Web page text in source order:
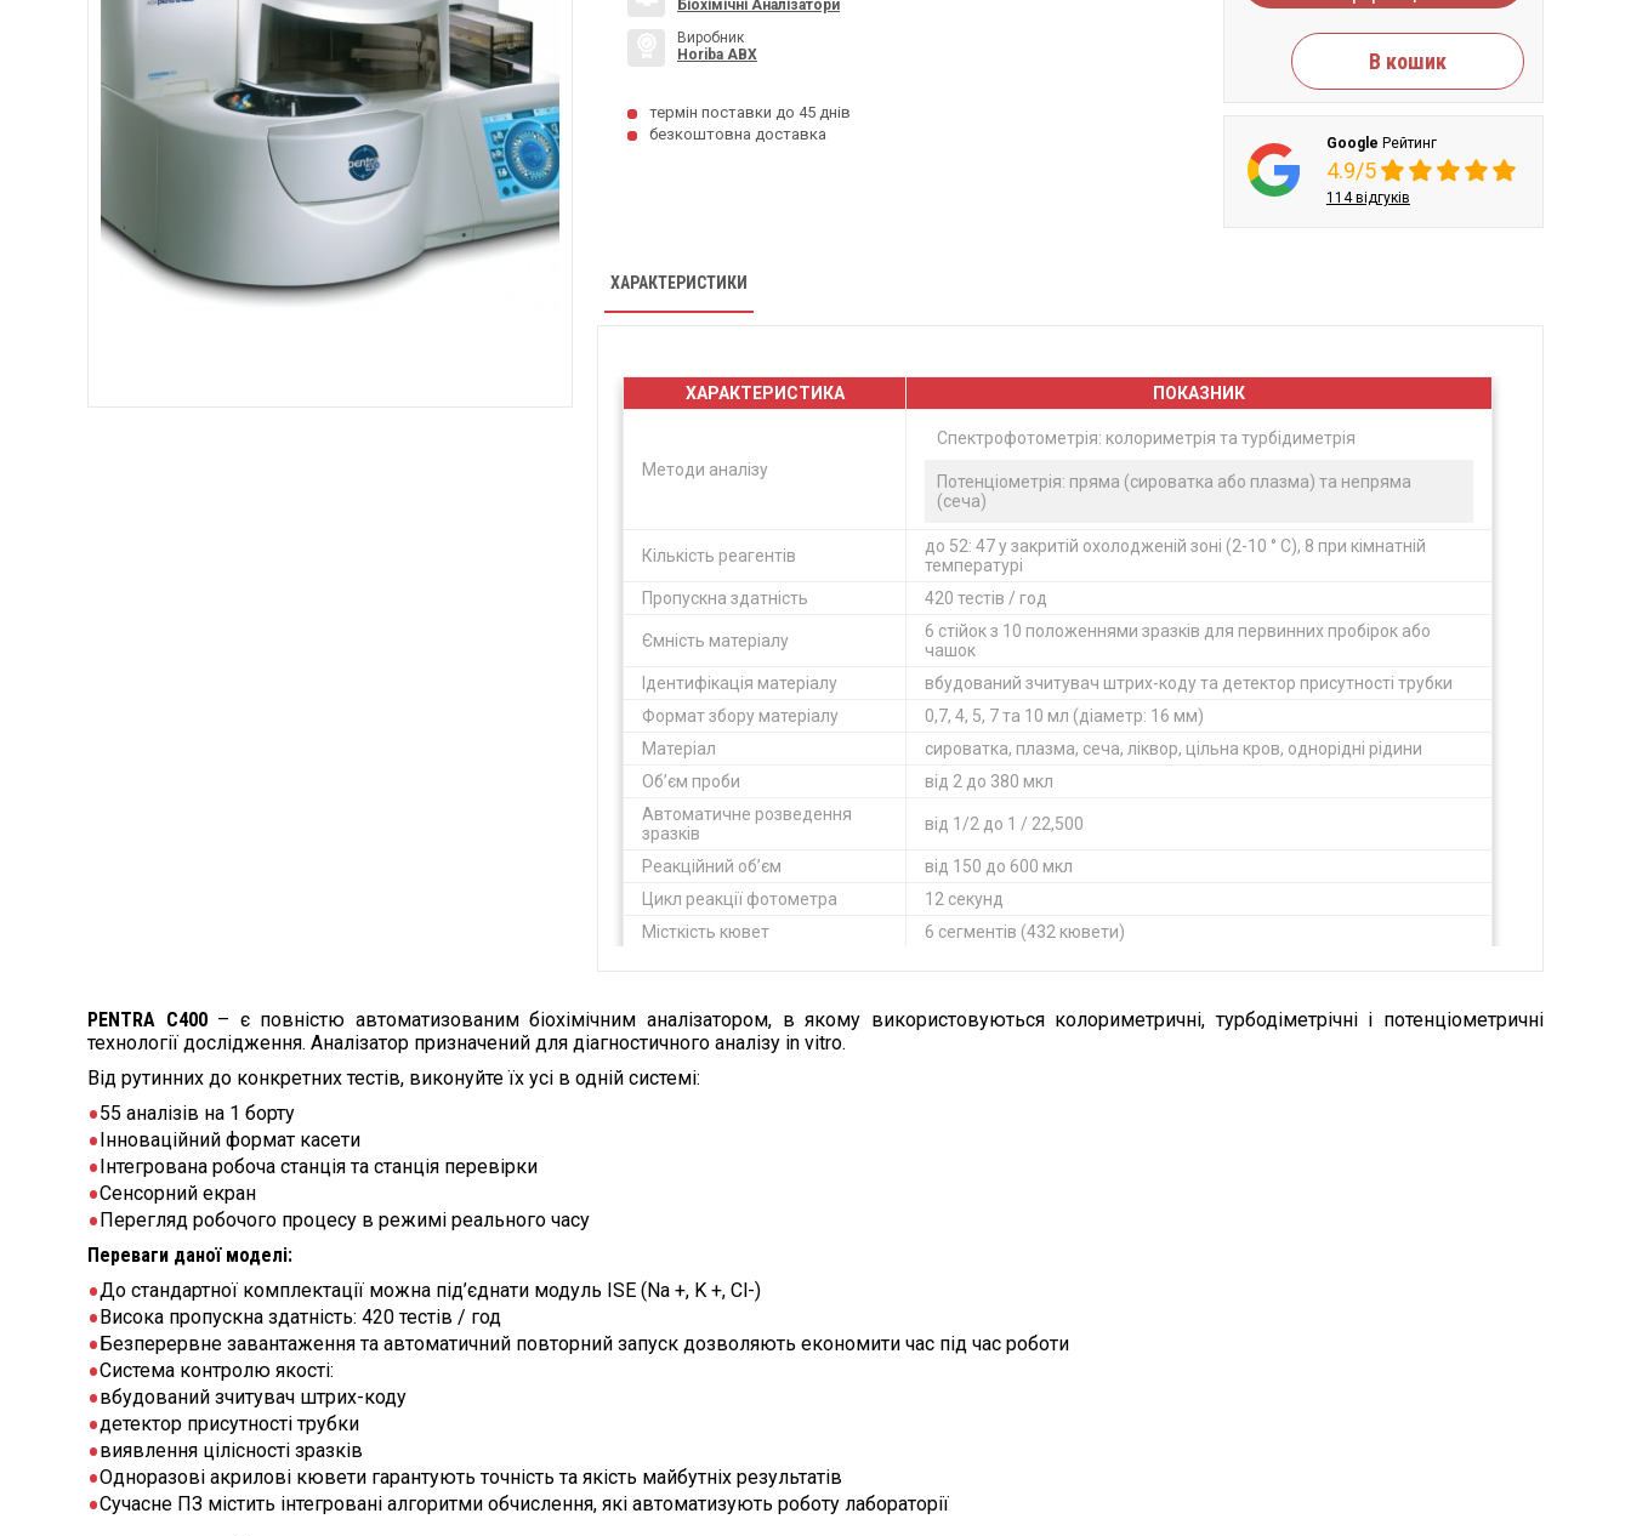
Біохімічні Аналізатори
Виробник
Horiba ABX
термін поставки до 45 днів
безкоштовна доставка
В кошик
Google Рейтинг
4.9/5
114 відгуків
ХАРАКТЕРИСТИКИ
ХАРАКТЕРИСТИКА ПОКАЗНИК
Методи аналізу
Спектрофотометрія: колориметрія та турбідиметрія
Потенціометрія: пряма (сироватка або плазма) та непряма
(сеча)
Кількість реагентів
до 52: 47 у закритій охолодженій зоні (2-10 ° C), 8 при кімнатній
температурі
Пропускна здатність
420 тестів / год
Ємність матеріалу
6 стійок з 10 положеннями зразків для первинних пробірок або
чашок
Ідентифікація матеріалу
вбудований зчитувач штрих-коду та детектор присутності трубки
Формат збору матеріалу
0,7, 4, 5, 7 та 10 мл (діаметр: 16 мм)
Матеріал
сироватка, плазма, сеча, ліквор, цільна кров, однорідні рідини
Об’єм проби
від 2 до 380 мкл
Автоматичне розведення
зразків
від 1/2 до 1 / 22,500
Реакційний об’єм
від 150 до 600 мкл
Цикл реакції фотометра
12 секунд
Місткість кювет
6 сегментів (432 кювети)
PENTRA С400 – є повністю автоматизованим біохімічним аналізатором, в якому використовуються колориметричні, турбодіметрічні і потенціометричні
технології дослідження. Аналізатор призначений для діагностичного аналізу in vitro.
Від рутинних до конкретних тестів, виконуйте їх усі в одній системі:
55 аналізів на 1 борту
Інноваційний формат касети
Інтегрована робоча станція та станція перевірки
Сенсорний екран
Перегляд робочого процесу в режимі реального часу
Переваги даної моделі:
До стандартної комплектації можна під’єднати модуль ISE (Na +, K +, Cl-)
Висока пропускна здатність: 420 тестів / год
Безперервне завантаження та автоматичний повторний запуск дозволяють економити час під час роботи
Система контролю якості:
вбудований зчитувач штрих-коду
детектор присутності трубки
виявлення цілісності зразків
Одноразові акрилові кювети гарантують точність та якість майбутніх результатів
Сучасне ПЗ містить інтегровані алгоритми обчислення, які автоматизують роботу лабораторії